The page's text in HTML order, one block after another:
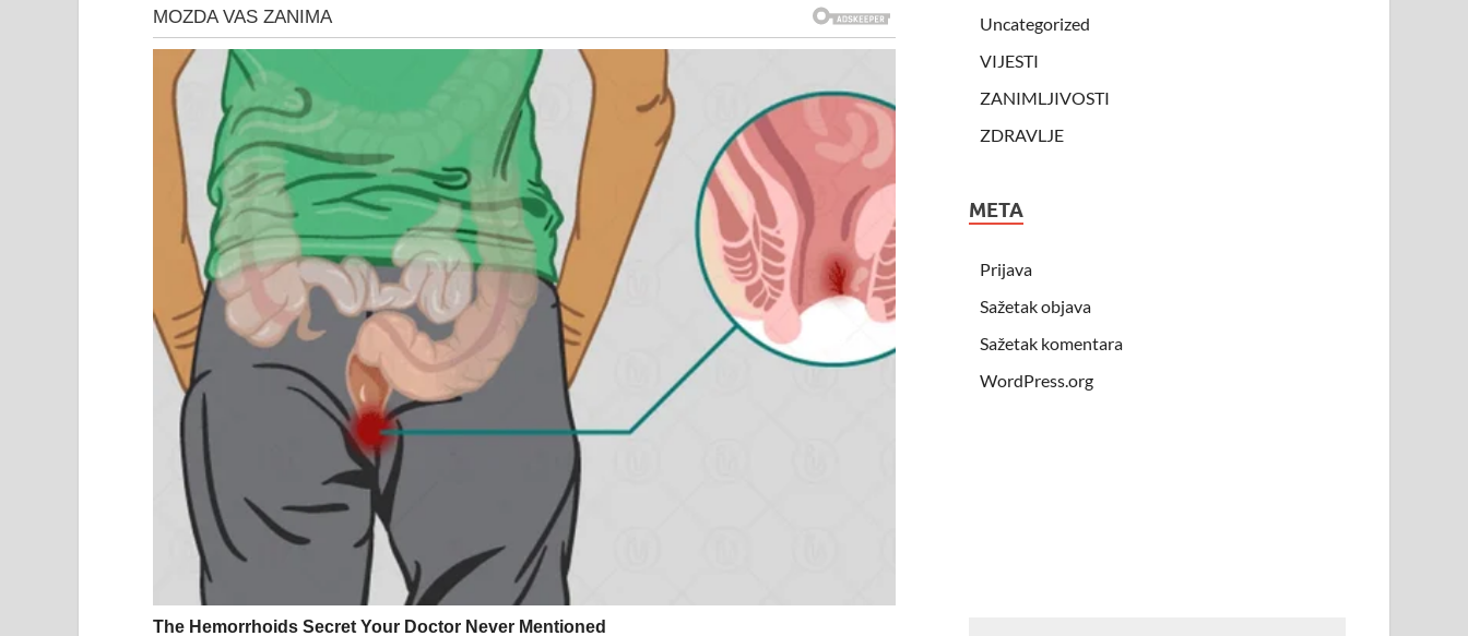
Uncategorized
VIJESTI
ZANIMLJIVOSTI
ZDRAVLJE
META
Prijava
Sažetak objava
Sažetak komentara
WordPress.org